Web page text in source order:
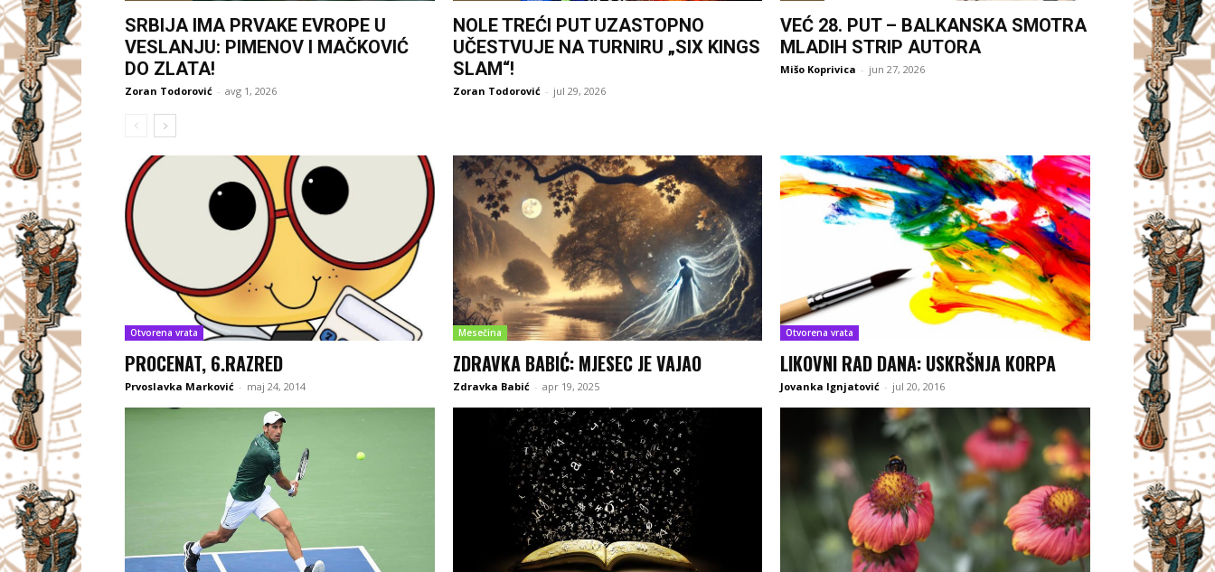
SRBIJA IMA PRVAKE EVROPE U
VESLANJU: PIMENOV I MAČKOVIĆ
DO ZLATA!
Zoran Todorović - avg 1, 2026
NOLE TREĆI PUT UZASTOPNO
UČESTVUJE NA TURNIRU „SIX KINGS
SLAM“!
Zoran Todorović - jul 29, 2026
VEĆ 28. PUT – BALKANSKA SMOTRA
MLADIH STRIP AUTORA
Mišo Koprivica - jun 27, 2026
Otvorena vrata
PROCENAT, 6.RAZRED
Prvoslavka Marković - maj 24, 2014
Mesečina
ZDRAVKA BABIĆ: MJESEC JE VAJAO
Zdravka Babić - apr 19, 2025
Otvorena vrata
LIKOVNI RAD DANA: USKRŠNJA KORPA
Jovanka Ignjatović - jul 20, 2016